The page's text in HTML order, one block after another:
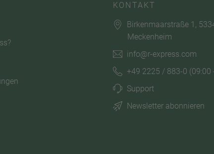
KONTAKT
Birkenmaarstraße 1,
Meckenheim
info@r-express.com
+49 2225 / 883-0 (09:00
Support
Newsletter abonnieren